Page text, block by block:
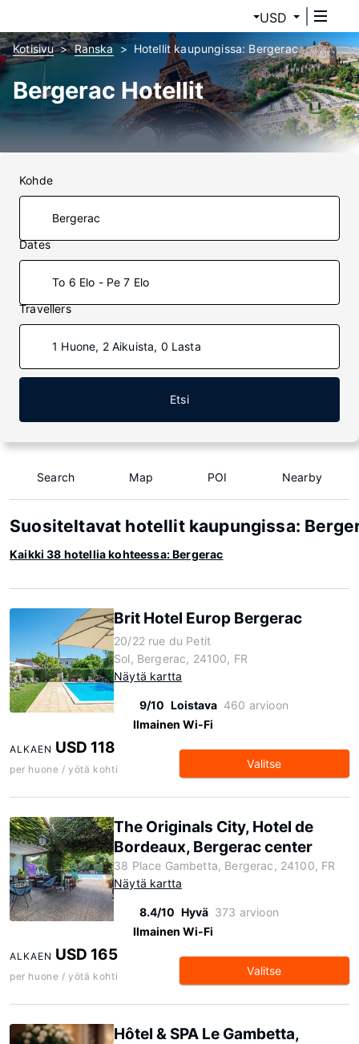
USD
Kotisivu Ranska Hotellit kaupungissa: Bergerac
Bergerac Hotellit
Kohde
Dates
To 6 Elo - Pe 7 Elo
Travellers
1 Huone, 2 Aikuista, 0 Lasta
Etsi
Search Map POI Nearby
Suositeltavat hotellit kaupungissa:
Kaikki 38 hotellia kohteessa: Bergerac
Brit Hotel Europ Bergerac
20/22 rue du Petit
Sol, Bergerac, 24100, FR
Näytä kartta
9/10 Loistava 460 arvioon
Ilmainen Wi-Fi
ALKAEN USD 118
per huone / yötä kohti Valitse
The Originals City, Hotel de
Bordeaux, Bergerac center
38 Place Gambetta, Bergerac, 24100, FR
Näytä kartta
8.4/10 Hyvä 373 arvioon
Ilmainen Wi-Fi
ALKAEN USD 165
per huone / yötä kohti Valitse
Hôtel & SPA Le Gambetta,